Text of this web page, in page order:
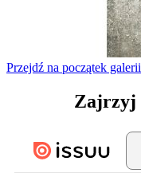
Przejdź na początek galerii
Zajrzyj